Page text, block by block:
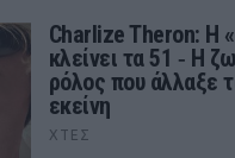
Charlize Theron: Η
κλείνει τα 51 ‑ H
ρόλος που άλλαξε
εκείνη
ΧΤΕΣ